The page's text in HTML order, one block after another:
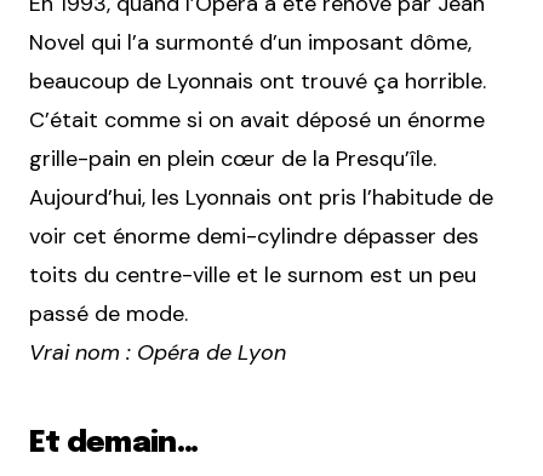
Novel qui l’a surmonté d’un imposant dôme,
beaucoup de Lyonnais ont trouvé ça horrible.
C’était comme si on avait déposé un énorme
grille-pain en plein cœur de la Presqu’île.
Aujourd’hui, les Lyonnais ont pris l’habitude de
voir cet énorme demi-cylindre dépasser des
toits du centre-ville et le surnom est un peu
passé de mode.
Vrai nom : Opéra de Lyon
Et demain…